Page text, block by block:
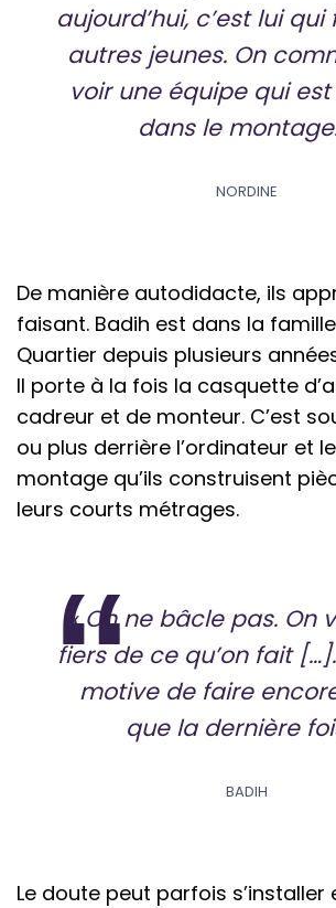
aujourd’hui, c’est lui
autres jeunes. On
voir une équipe qui
dans le
NORDINE
De manière autodidacte, ils
faisant. Badih est dans la
Quartier depuis plusieurs
Il porte à la fois la casquette
cadreur et de monteur. C’est
ou plus derrière l’ordinateur et
montage qu’ils construisent
leurs courts métrages.
« On ne bâcle pas. On
fiers de ce qu’on fait
motive de faire
que la dernière
BADIH
Le doute peut parfois s’installer